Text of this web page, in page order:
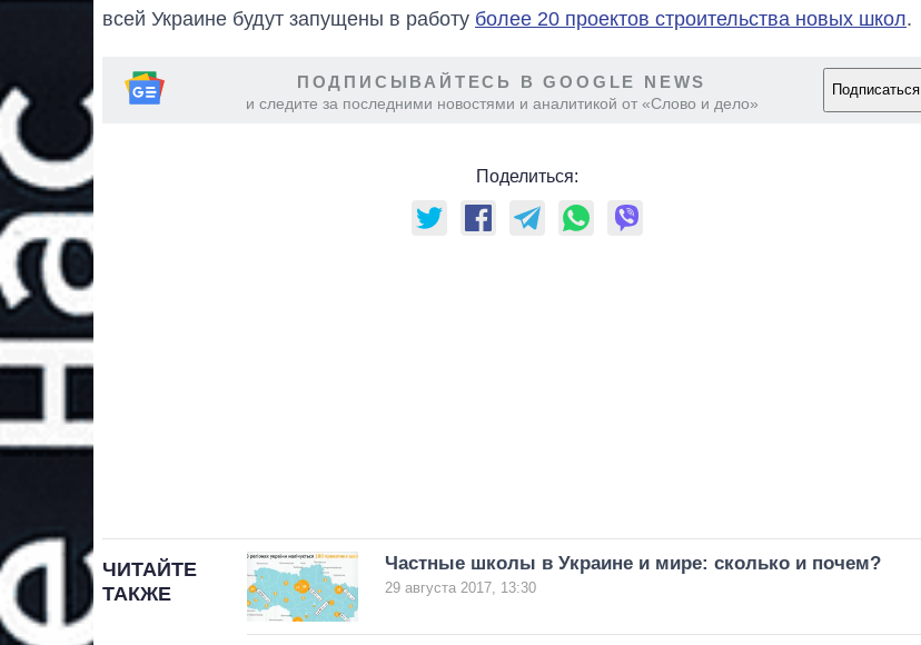
всей Украине будут запущены в работу более 20 проектов строительства новых школ.
ПОДПИСЫВАЙТЕСЬ В GOOGLE NEWS
и следите за последними новостями и аналитикой от «Слово и дело»
Подписаться
Поделиться:
ЧИТАЙТЕ
ТАКЖЕ
Частные школы в Украине и мире: сколько и почем?
29 августа 2017, 13:30